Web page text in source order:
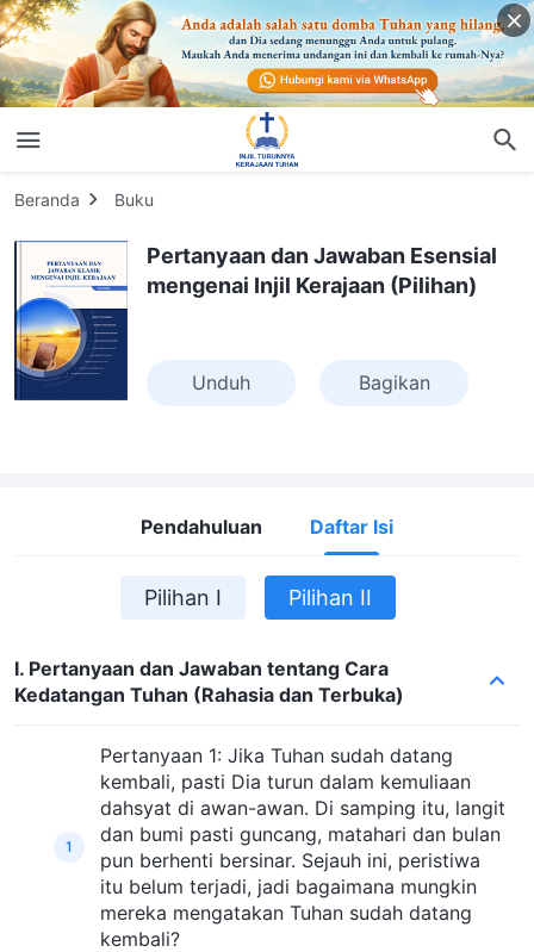
Beranda Buku
Pertanyaan dan Jawaban Esensial
mengenai Injil Kerajaan (Pilihan)
Unduh Bagikan
Pendahuluan Daftar Isi
Pilihan I Pilihan II
I. Pertanyaan dan Jawaban tentang Cara
Kedatangan Tuhan (Rahasia dan Terbuka)
1
Pertanyaan 1: Jika Tuhan sudah datang
kembali, pasti Dia turun dalam kemuliaan
dahsyat di awan-awan. Di samping itu, langit
dan bumi pasti guncang, matahari dan bulan
pun berhenti bersinar. Sejauh ini, peristiwa
itu belum terjadi, jadi bagaimana mungkin
mereka mengatakan Tuhan sudah datang
kembali?